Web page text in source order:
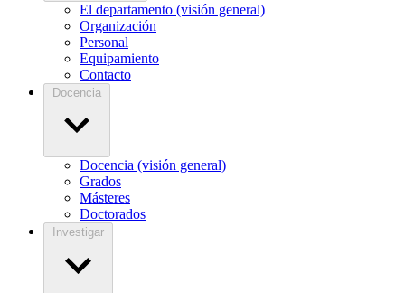
El departamento (visión general)
Organización
Personal
Equipamiento
Contacto
Docencia
Docencia (visión general)
Grados
Másteres
Doctorados
Investigar